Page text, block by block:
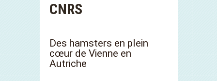
CNRS
Des hamsters en plein
cœur de Vienne en
Autriche